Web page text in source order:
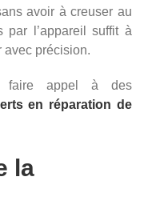
avoir à creuser au
par l’appareil suffit à
avec précision.
faire appel à des
en réparation de
la